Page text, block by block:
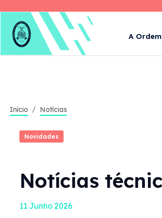
A Ordem
Início Notícias
Novidades
Notícias
11 Junho 2026